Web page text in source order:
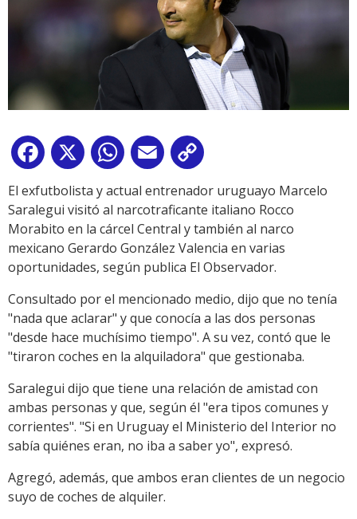
Facebook
X WhatsApp
Email
Link
El exfutbolista y actual entrenador uruguayo Marcelo
Saralegui visitó al narcotraficante italiano Rocco
Morabito en la cárcel Central y también al narco
mexicano Gerardo González Valencia en varias
oportunidades, según publica El Observador.
Consultado por el mencionado medio, dijo que no tenía
"nada que aclarar" y que conocía a las dos personas
"desde hace muchísimo tiempo". A su vez, contó que le
"tiraron coches en la alquiladora" que gestionaba.
Saralegui dijo que tiene una relación de amistad con
ambas personas y que, según él "era tipos comunes y
corrientes". "Si en Uruguay el Ministerio del Interior no
sabía quiénes eran, no iba a saber yo", expresó.
Agregó, además, que ambos eran clientes de un negocio
suyo de coches de alquiler.